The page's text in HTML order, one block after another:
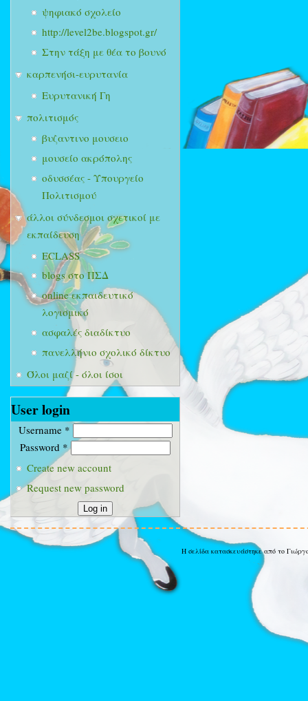
ψηφιακό σχολείο
http://level2be.blogspot.gr/
Στην τάξη με θέα το βουνό
καρπενήσι-ευρυτανία
Ευρυτανική Γη
πολιτισμός
βυζαντινο μουσειο
μουσείο ακρόπολης
οδυσσέας - Υπουργείο
Πολιτισμού
άλλοι σύνδεσμοι σχετικοί με
εκπαίδευση
ECLASS
blogs στο ΠΣΔ
online εκπαιδευτικό
λογισμικό
ασφαλές διαδίκτυο
πανελλήνιο σχολικό δίκτυο
Όλοι μαζί - όλοι ίσοι
User login
Username *
Password *
Create new account
Request new password
Η σελίδα κατασκευάστηκε από το